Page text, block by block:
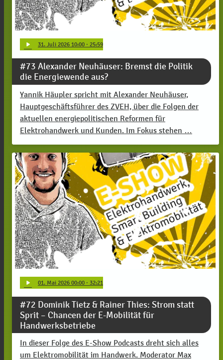
play_arrow 31. Juli 2026 10:00 · 25:59
#73 Alexander Neuhäuser: Bremst die Politik
die Energiewende aus?
Yannik Häupler spricht mit Alexander Neuhäuser,
Hauptgeschäftsführer des ZVEH, über die Folgen der
aktuellen energiepolitischen Reformen für
Elektrohandwerk und Kunden. Im Fokus stehen …
play_arrow 01. Mai 2026 00:00 · 32:21
#72 Dominik Tietz & Rainer Thies: Strom statt
Sprit – Chancen der E-Mobilität für
Handwerksbetriebe
In dieser Folge des E-Show Podcasts dreht sich alles
um Elektromobilität im Handwerk. Moderator Max